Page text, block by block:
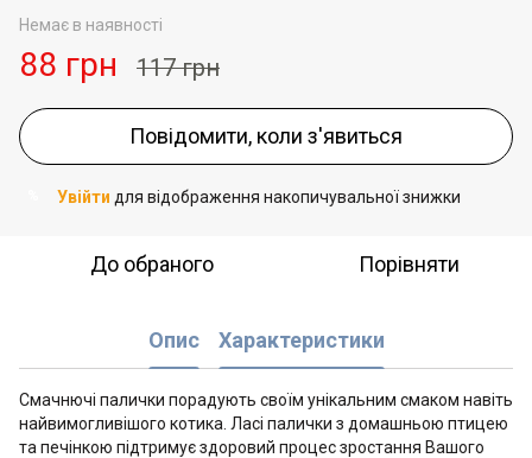
Немає в наявності
88 грн 117 грн
Повідомити, коли з'явиться
Увійти для відображення накопичувальної знижки
До обраного Порівняти
Опис Характеристики
Смачнючі палички порадують своїм унікальним смаком навіть
найвимогливішого котика. Ласі палички з домашньою птицею
та печінкою підтримує здоровий процес зростання Вашого